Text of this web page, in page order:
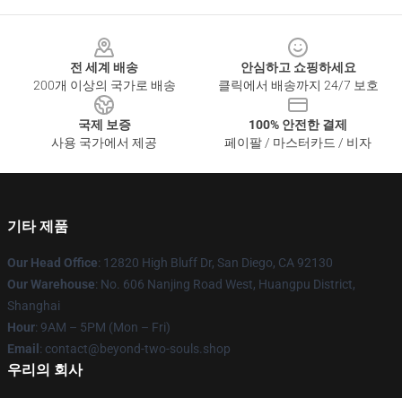
전 세계 배송
200개 이상의 국가로 배송
안심하고 쇼핑하세요
클릭에서 배송까지 24/7 보호
국제 보증
사용 국가에서 제공
100% 안전한 결제
페이팔 / 마스터카드 / 비자
기타 제품
Our Head Office: 12820 High Bluff Dr, San Diego, CA 92130
Our Warehouse: No. 606 Nanjing Road West, Huangpu District,
Shanghai
Hour: 9AM – 5PM (Mon – Fri)
Email : contact@beyond-two-souls.shop
우리의 회사